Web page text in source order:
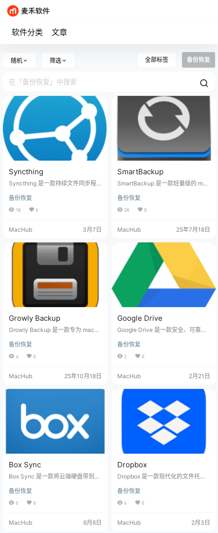
软件分类 文章
随机 筛选 全部标签 备份恢复
Syncthing
Syncthing 是一款持续文件同步程
实时同步文件，并确保您的数据安
全无虞，远离窥探。您的数据只属
互联网上传输。 它是一款开源、安
您提供对个人数据的完全控制权，
无需依赖任何中央服务器。 功能特
点 私有与安全 完全私有。 您的所有
数据仅存储在您自己的计算机上，
备份恢复
18 0
MacHub 3月7日
SmartBackup
SmartBackup 是一款轻量级的 mac
备份解决方案的用户设计。它能够
智能地仅同步变更的文件，大幅提
无忧。 无论是日常文件备份还是创
p 都能以简洁直观的方式满足您的需
求。通过 Spotlight 保存搜索和自动
化工具的支持，您可以轻松定制备
份策略，让数据保护变…
备份恢复
28 0
MacHub 25年7月18日
Growly Backup
Growly Backup 是一款专为 macO
免受因意外或计算机数据丢失带来
的风险。它不会取代 Time Machine
等自动备份方案或云存储，而是通
时间来增强现有备份策略。Growly
容，确保备份过程既高效又节省存
储空间。功能特点简…
备份恢复
4 0
MacHub 25年10月18日
Google Drive
Google Drive 是一款安全、可靠的
轻松地存储文件，并从任何设备访
问它们。它为您提供了一个无缝的
工作流，确保您的重要文档、照片
处。通过选择计算机上的文件夹与
相册，您可以直接从您的 PC 或 Ma
c 访问所有内容。它支持所有主流平
台，让您能够在浏览器、移动设
备、平板电脑和计算机…
备份恢复
2 0
MacHub 2月21日
Box Sync
Box Sync 是一款将云端硬盘带到你
一款将云端硬盘无缝集成到本地的
应用，让你像操作本地文件夹一样
轻松管理在线文件。无论是文档、
在 Mac 上随时随地访问、分享和协
备份恢复
0 0
MacHub 6月6日
Dropbox
Dropbox 是一款现代化的文件托管
步和个人云整合于一体，为您打造
一个随时随地都能访问、管理和分
享所有文件的工作空间。无论您身
享受无缝的跨设备协作体验。它不
备份恢复
6 0
MacHub 2月3日